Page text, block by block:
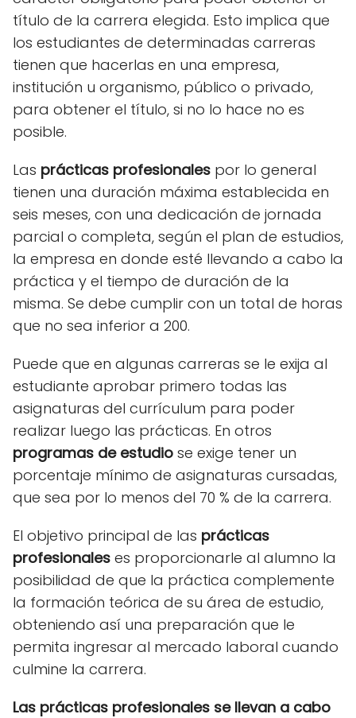
título de la carrera elegida. Esto implica que
los estudiantes de determinadas carreras
tienen que hacerlas en una empresa,
institución u organismo, público o privado,
para obtener el título, si no lo hace no es
posible.
Las prácticas profesionales por lo general
tienen una duración máxima establecida en
seis meses, con una dedicación de jornada
parcial o completa, según el plan de estudios,
la empresa en donde esté llevando a cabo la
práctica y el tiempo de duración de la
misma. Se debe cumplir con un total de horas
que no sea inferior a 200.
Puede que en algunas carreras se le exija al
estudiante aprobar primero todas las
asignaturas del currículum para poder
realizar luego las prácticas. En otros
programas de estudio se exige tener un
porcentaje mínimo de asignaturas cursadas,
que sea por lo menos del 70 % de la carrera.
El objetivo principal de las prácticas
profesionales es proporcionarle al alumno la
posibilidad de que la práctica complemente
la formación teórica de su área de estudio,
obteniendo así una preparación que le
permita ingresar al mercado laboral cuando
culmine la carrera.
Las prácticas profesionales se llevan a cabo